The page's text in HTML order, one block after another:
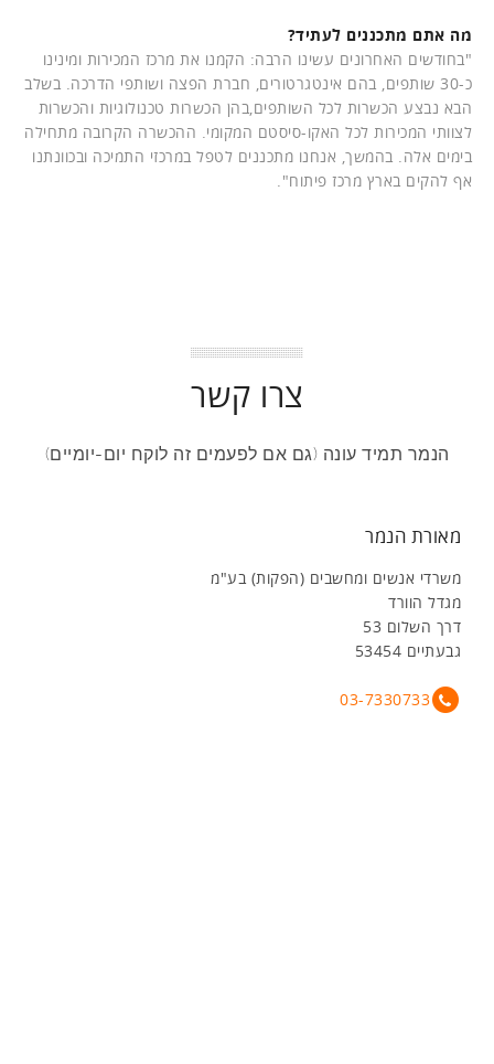
מה אתם מתכננים לעתיד?
"בחודשים האחרונים עשינו הרבה: הקמנו את מרכז המכירות ומינינו
כ-30 שותפים, בהם אינטגרטורים, חברת הפצה ושותפי הדרכה. בשלב
הבא נבצע הכשרות לכל השותפים,בהן הכשרות טכנולוגיות והכשרות
לצוותי המכירות לכל האקו-סיסטם המקומי. ההכשרה הקרובה מתחילה
בימים אלה. בהמשך, אנחנו מתכננים לטפל במרכזי התמיכה ובכוונתנו
אף להקים בארץ מרכז פיתוח".
צרו קשר
הנמר תמיד עונה (גם אם לפעמים זה לוקח יום-יומיים)
מאורת הנמר
משרדי אנשים ומחשבים (הפקות) בע"מ
מגדל הוורד
דרך השלום 53
גבעתיים 53454
03-7330733